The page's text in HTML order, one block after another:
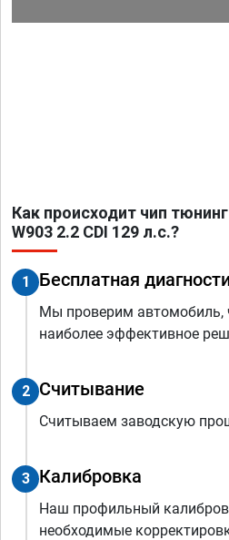
Как происходит чип
W903 2.2 CDI 129 л.с.?
1 Бесплатная
Мы проверим автомобиль,
наиболее эффективное
2 Считывание
Считываем заводскую
3 Калибровка
Наш профильный
необходимые